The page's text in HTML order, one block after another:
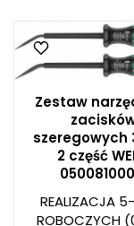
Zestaw
szeregowych
2 część
REALIZACJA
ROBOCZYCH